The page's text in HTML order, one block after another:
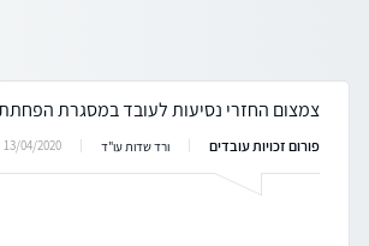
צמצום החזרי נסיעות לעובד במסגרת
פורום זכויות עובדים ורד שדות עו"ד 13/04/2020